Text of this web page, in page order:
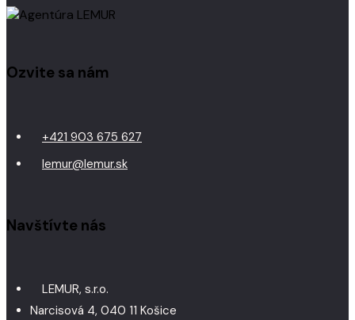
Ozvite sa nám
+421 903 675 627
lemur@lemur.sk
Navštívte nás
LEMUR, s.r.o.
Narcisová 4, 040 11 Košice